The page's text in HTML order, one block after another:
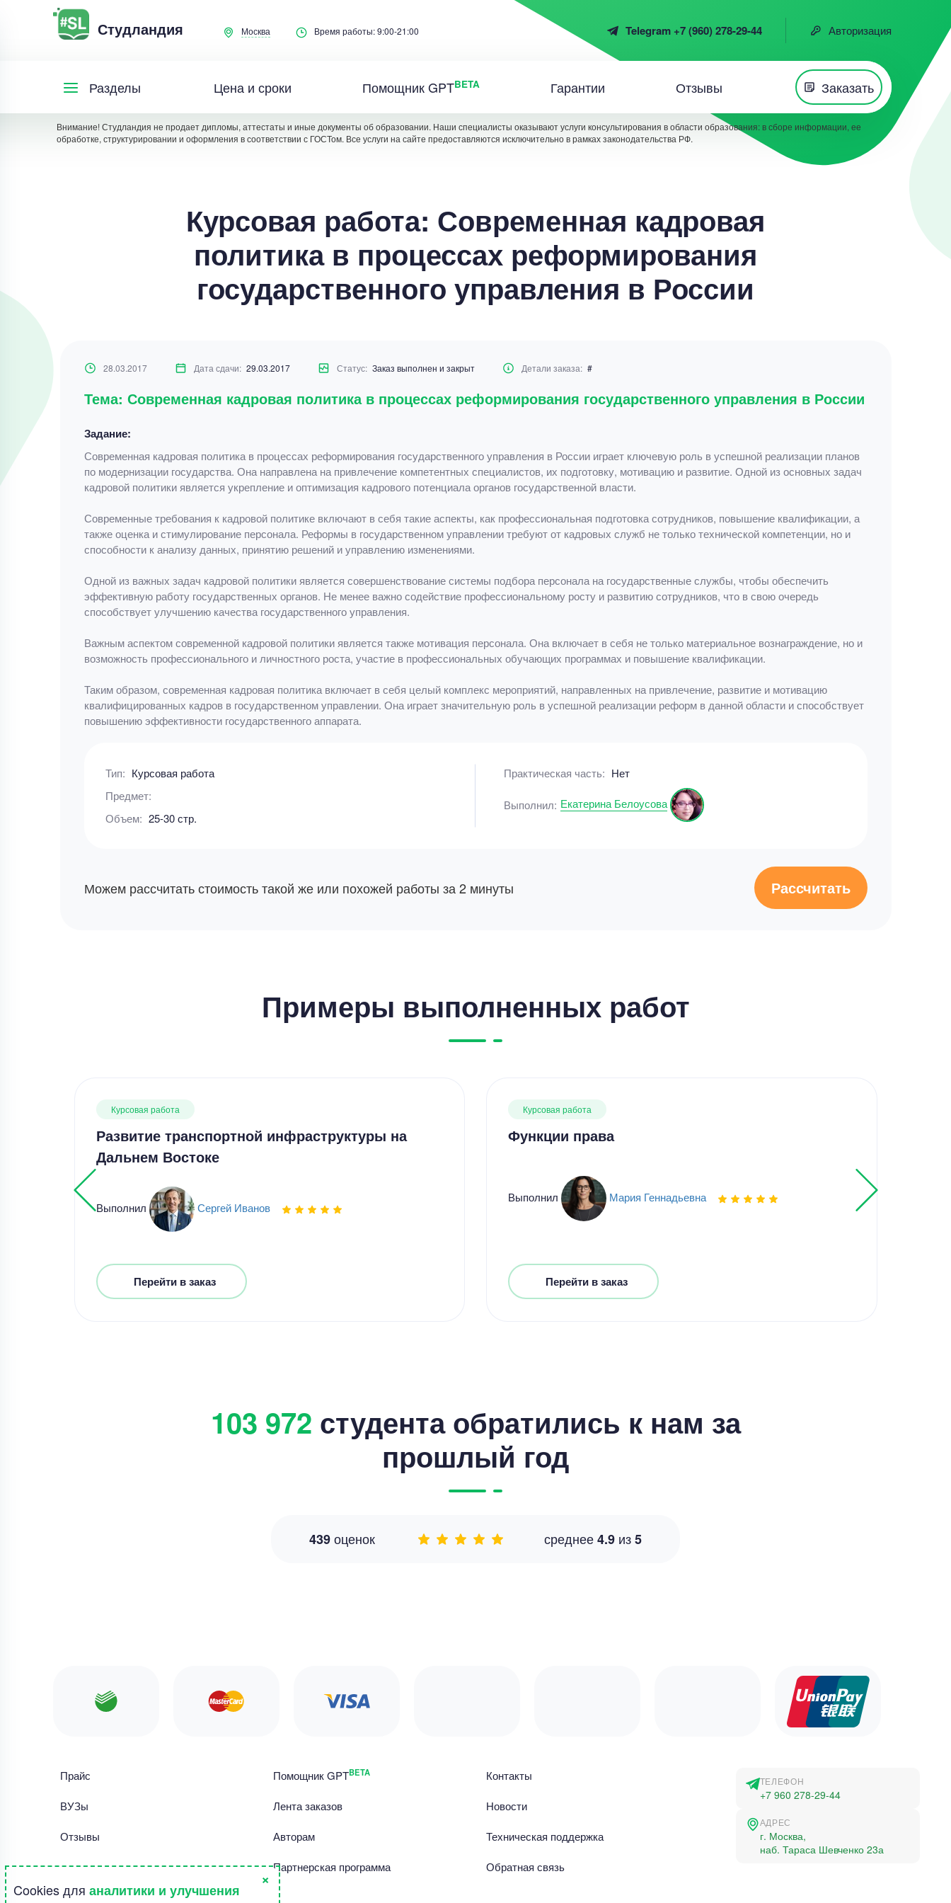
Студландия Москва Время работы: 9:00-21:00 Telegram +7 (960) 278-29-44 Авторизация
Разделы Цена и сроки Помощник GPTBETA Гарантии Отзывы Заказать
Внимание! Студландия не продает дипломы, аттестаты и иные документы об образовании. Наши специалисты оказывают услуги консультирования в области образования: в сборе информации, ее
обработке, структурировании и оформления в соответствии с ГОСТом. Все услуги на сайте предоставляются исключительно в рамках законодательства РФ.
Курсовая работа: Современная кадровая
политика в процессах реформирования
государственного управления в России
28.03.2017 Дата сдачи: 29.03.2017 Статус: Заказ выполнен и закрыт Детали заказа: #
Тема: Современная кадровая политика в процессах реформирования государственного управления в России
Задание:
Современная кадровая политика в процессах реформирования государственного управления в России играет ключевую роль в успешной реализации планов
по модернизации государства. Она направлена на привлечение компетентных специалистов, их подготовку, мотивацию и развитие. Одной из основных задач
кадровой политики является укрепление и оптимизация кадрового потенциала органов государственной власти.
Современные требования к кадровой политике включают в себя такие аспекты, как профессиональная подготовка сотрудников, повышение квалификации, а
также оценка и стимулирование персонала. Реформы в государственном управлении требуют от кадровых служб не только технической компетенции, но и
способности к анализу данных, принятию решений и управлению изменениями.
Одной из важных задач кадровой политики является совершенствование системы подбора персонала на государственные службы, чтобы обеспечить
эффективную работу государственных органов. Не менее важно содействие профессиональному росту и развитию сотрудников, что в свою очередь
способствует улучшению качества государственного управления.
Важным аспектом современной кадровой политики является также мотивация персонала. Она включает в себя не только материальное вознаграждение, но и
возможность профессионального и личностного роста, участие в профессиональных обучающих программах и повышение квалификации.
Таким образом, современная кадровая политика включает в себя целый комплекс мероприятий, направленных на привлечение, развитие и мотивацию
квалифицированных кадров в государственном управлении. Она играет значительную роль в успешной реализации реформ в данной области и способствует
повышению эффективности государственного аппарата.
Тип: Курсовая работа
Предмет:
Объем: 25-30 стр.
Практическая часть: Нет
Выполнил: Екатерина Белоусова
Можем рассчитать стоимость такой же или похожей работы за 2 минуты Рассчитать
Примеры выполненных работ
Курсовая работа
Развитие транспортной инфраструктуры на
Дальнем Востоке
Выполнил Сергей Иванов
Перейти в заказ
Курсовая работа
Функции права
Выполнил Мария Геннадьевна
Перейти в заказ
103 972 студента обратились к нам за
прошлый год
439оценок среднее4.9 из5
Прайс
ВУЗы
Отзывы
Библиотека работ
Правила использования сайта
Помощник GPTBETA
Лента заказов
Авторам
Партнерская программа
Контакты
Новости
Техническая поддержка
Обратная связь
ТЕЛЕФОН
+7 960 278-29-44
АДРЕС
г. Москва,
наб. Тараса Шевченко 23а
Cookies для аналитики и улучшения
×